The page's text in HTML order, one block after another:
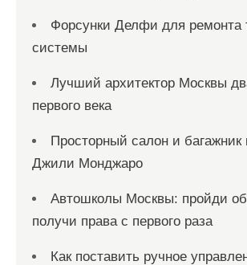
Форсунки Делфи для ремонта
системы
Лучший архитектор Москвы
первого века
Просторный салон и багажник
Джили Монджаро
Автошколы Москвы: пройди
получи права с первого раза
Как поставить ручное